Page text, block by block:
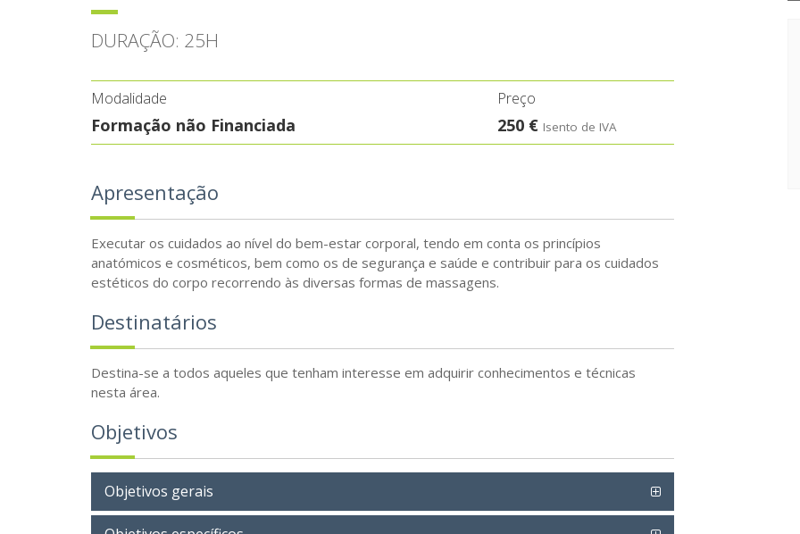
DURAÇÃO: 25H
Modalidade
Formação não Financiada
Preço
250 € Isento de IVA
Apresentação
Executar os cuidados ao nível do bem-estar corporal, tendo em conta os princípios
anatómicos e cosméticos, bem como os de segurança e saúde e contribuir para os cuidados
estéticos do corpo recorrendo às diversas formas de massagens.
Destinatários
Destina-se a todos aqueles que tenham interesse em adquirir conhecimentos e técnicas
nesta área.
Objetivos
Objetivos gerais